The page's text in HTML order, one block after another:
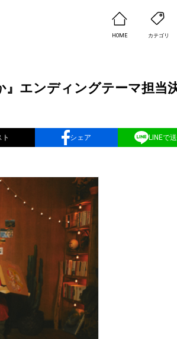
HOME カテゴリ
』エンディングテーマ担当
ト シェア LINEで